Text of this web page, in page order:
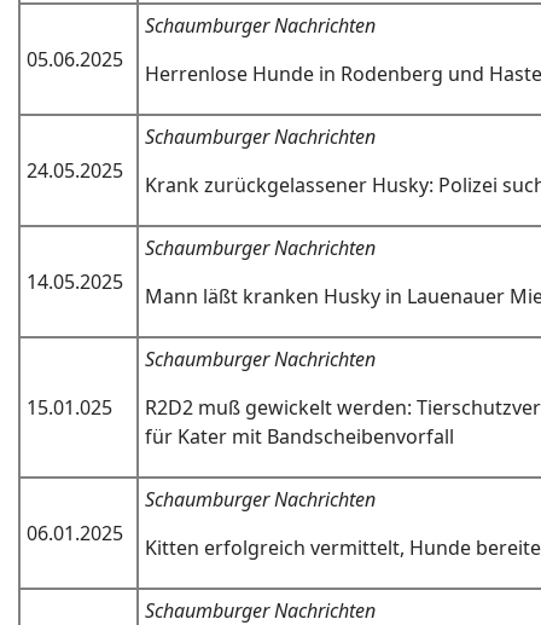
05.06.2025
Schaumburger Nachrichten
Herrenlose Hunde in Rodenberg und Haste
24.05.2025
Schaumburger Nachrichten
Krank zurückgelassener Husky: Polizei
14.05.2025
Schaumburger Nachrichten
Mann läßt kranken Husky in Lauenauer
15.01.025
Schaumburger Nachrichten
R2D2 muß gewickelt werden:
für Kater mit Bandscheibenvorfall
06.01.2025
Schaumburger Nachrichten
Kitten erfolgreich vermittelt, Hunde
Schaumburger Nachrichten